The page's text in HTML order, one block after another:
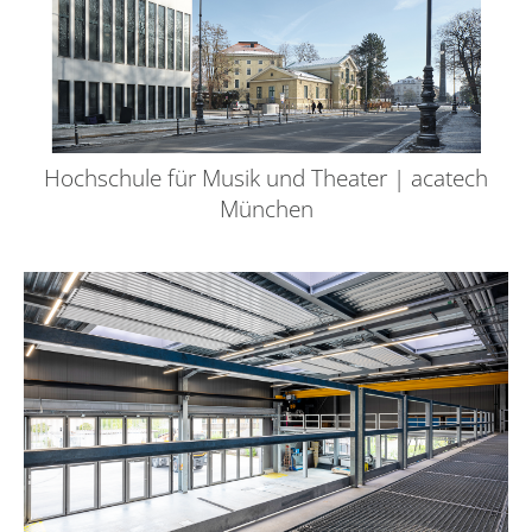
Hochschule für Musik und Theater | acatech
München